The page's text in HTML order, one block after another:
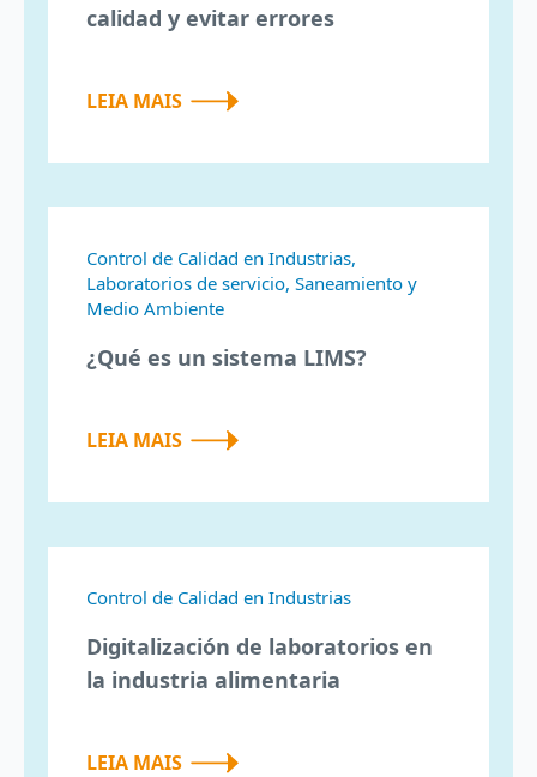
calidad y evitar errores
LEIA MAIS
Control de Calidad en Industrias,
Laboratorios de servicio, Saneamiento y
Medio Ambiente
¿Qué es un sistema LIMS?
LEIA MAIS
Control de Calidad en Industrias
Digitalización de laboratorios en
la industria alimentaria
LEIA MAIS